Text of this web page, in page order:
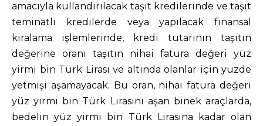
amacıyla kullandırılacak taşıt kredilerinde ve taşıt
teminatlı kredilerde veya yapılacak finansal
kiralama işlemlerinde, kredi tutarının taşıtın
değerine oranı taşıtın nihai fatura değeri yüz
yirmi bin Türk Lirası ve altında olanlar için yüzde
yetmişi aşamayacak. Bu oran, nihai fatura değeri
yüz yirmi bin Türk Lirasını aşan binek araçlarda,
bedelin yüz yirmi bin Türk Lirasına kadar olan